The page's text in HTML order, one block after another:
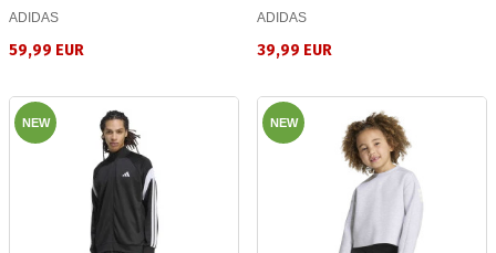
ADIDAS
59,99 EUR
ADIDAS
39,99 EUR
NEW NEW